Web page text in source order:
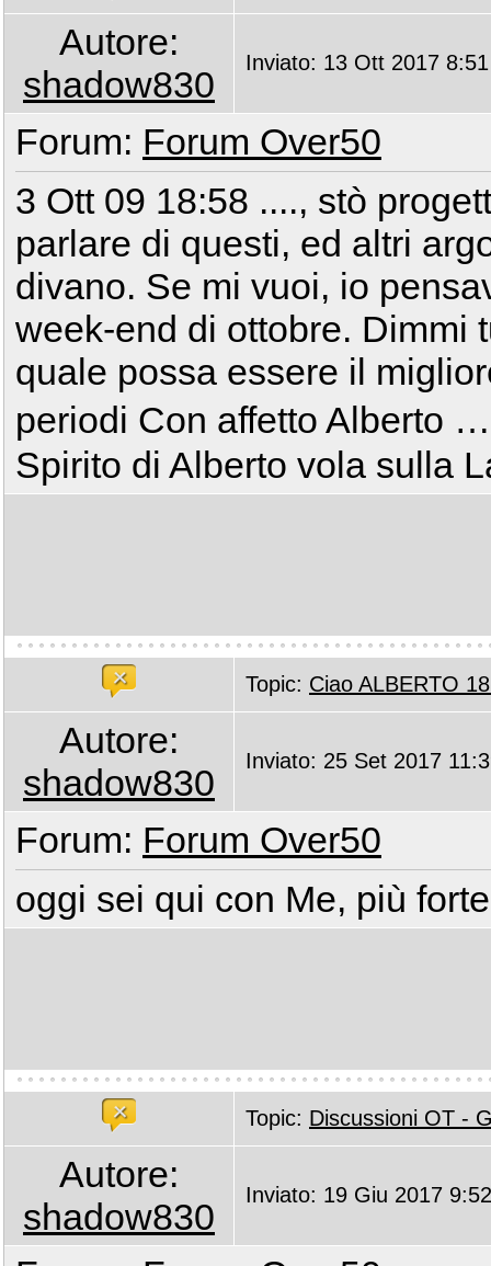
Autore:
shadow830
Inviato: 13 Ott 2017 8:51
Forum: Forum Over50
3 Ott 09 18:58 ...., stò
parlare di questi, ed altri
divano. Se mi vuoi, io
week-end di ottobre. Dimmi
quale possa essere il
periodi Con affetto Alberto
Spirito di Alberto vola sulla
Topic: Ciao ALBERTO
Autore:
shadow830
Inviato: 25 Set 2017
Forum: Forum Over50
oggi sei qui con Me, più
Topic: Discussioni OT -
Autore:
shadow830
Inviato: 19 Giu 2017 9:52